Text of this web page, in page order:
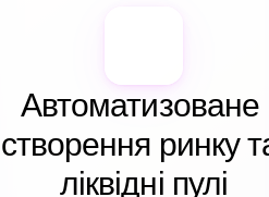
Автоматизоване
створення ринку
ліквідні пулі